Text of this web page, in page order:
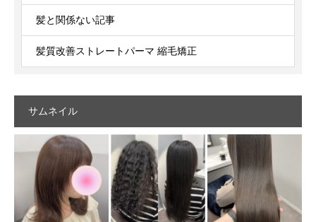
髪と関係ない記事
髪質改善ストレートパーマ 縮毛矯正
サムネイル